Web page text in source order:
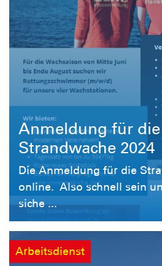
Anmeldung für die
Strandwache 2024
Die Anmeldung für die
online. Also schnell sein
siche ...
Arbeitsdienst